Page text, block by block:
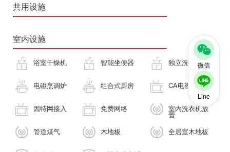
微信
Line
共用设施
室内设施
浴室干燥机 智能坐便器 独立洗面台
电磁烹调炉 组合式厨房 CA电视
因特网接入 免费网络 室内洗衣机放
置
管道煤气
木地板 全居室木地板